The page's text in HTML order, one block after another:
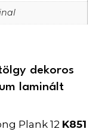
dekoros
laminált
Plank 12 K851